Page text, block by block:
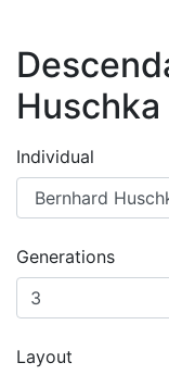
Huschka
Individual
Generations
Layout